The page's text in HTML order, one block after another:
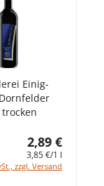
Einig-
2,89 €
3,85 €/1 l
zzgl. Versand